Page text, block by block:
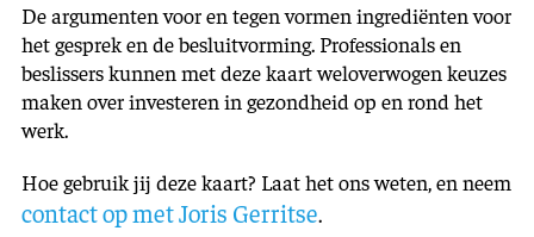
De argumenten voor en tegen vormen ingrediënten voor
het gesprek en de besluitvorming. Professionals en
beslissers kunnen met deze kaart weloverwogen keuzes
maken over investeren in gezondheid op en rond het
werk.
Hoe gebruik jij deze kaart? Laat het ons weten, en neem
contact op met Joris Gerritse.